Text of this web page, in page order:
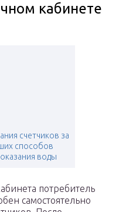
кабинете
счетчиков за
способов
воды
потребитель
самостоятельно